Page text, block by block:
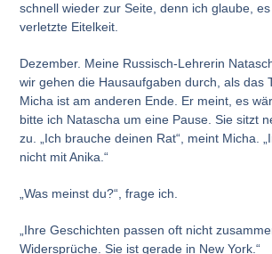
schnell wieder zur Seite, denn ich glaube,
verletzte Eitelkeit.
Dezember. Meine Russisch-Lehrerin
wir gehen die Hausaufgaben durch, als das
Micha ist am anderen Ende. Er meint, es
bitte ich Natascha um eine Pause. Sie sitzt
zu. „Ich brauche deinen Rat“, meint Micha.
nicht mit Anika.“
„Was meinst du?“, frage ich.
„Ihre Geschichten passen oft nicht
Widersprüche. Sie ist gerade in New York.“